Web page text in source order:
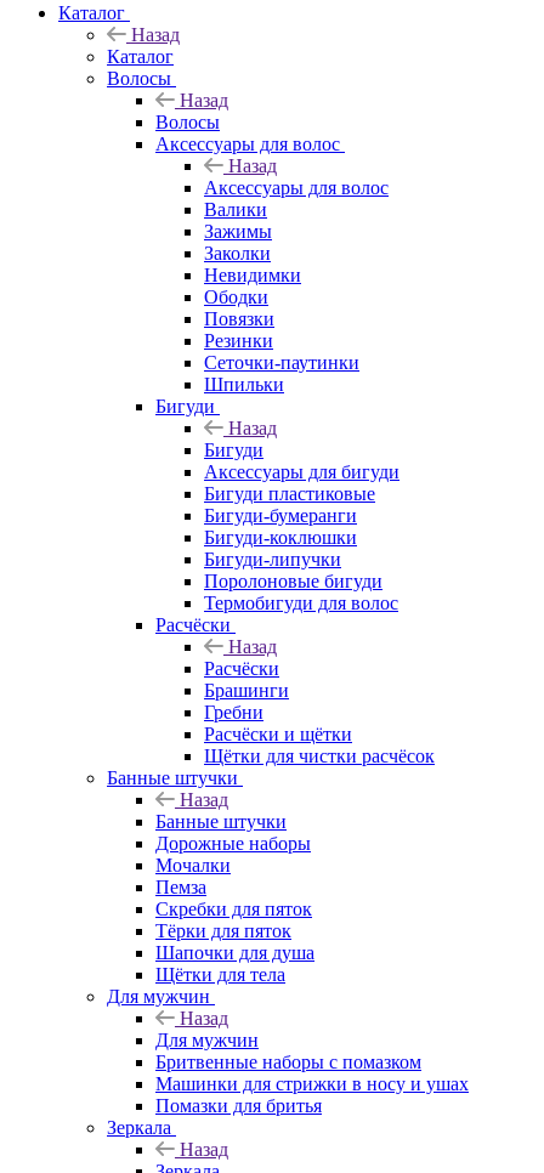
Каталог
Назад
Каталог
Волосы
Назад
Волосы
Аксессуары для волос
Назад
Аксессуары для волос
Валики
Зажимы
Заколки
Невидимки
Ободки
Повязки
Резинки
Сеточки-паутинки
Шпильки
Бигуди
Назад
Бигуди
Аксессуары для бигуди
Бигуди пластиковые
Бигуди-бумеранги
Бигуди-коклюшки
Бигуди-липучки
Поролоновые бигуди
Термобигуди для волос
Расчёски
Назад
Расчёски
Брашинги
Гребни
Расчёски и щётки
Щётки для чистки расчёсок
Банные штучки
Назад
Банные штучки
Дорожные наборы
Мочалки
Пемза
Скребки для пяток
Тёрки для пяток
Шапочки для душа
Щётки для тела
Для мужчин
Назад
Для мужчин
Бритвенные наборы с помазком
Машинки для стрижки в носу и ушах
Помазки для бритья
Зеркала
Назад